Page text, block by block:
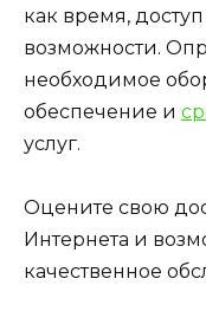
как время,
возможности.
необходимое
обеспечение и
услуг.
Оцените свою
Интернета и
качественное